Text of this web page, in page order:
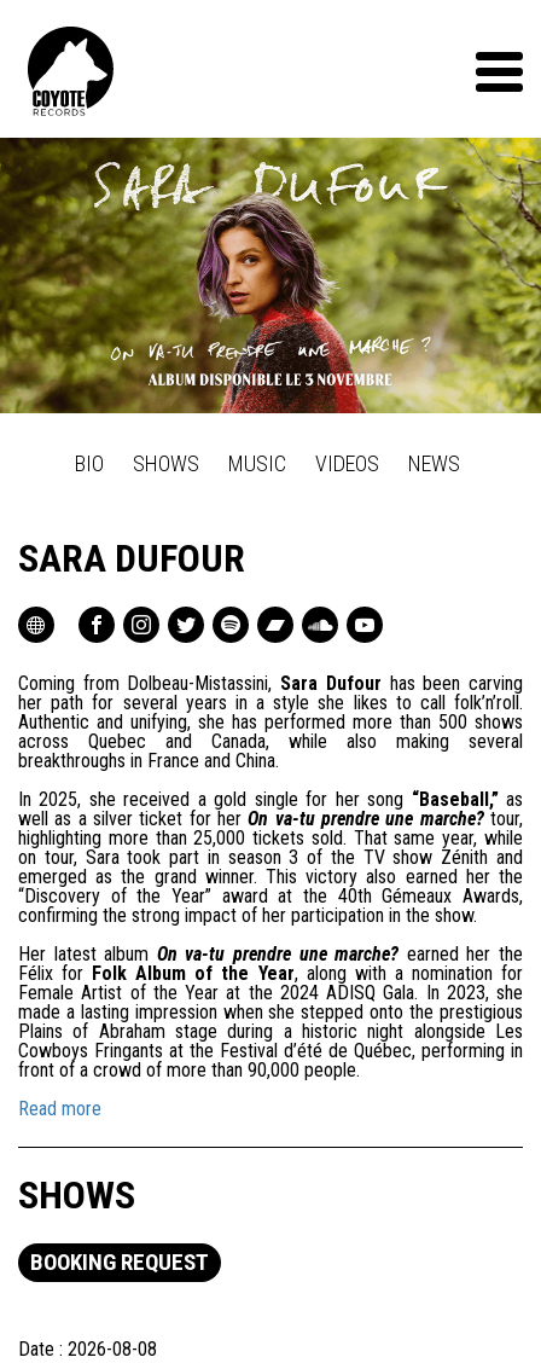
Records
Menu
BIO SHOWS MUSIC VIDEOS NEWS
SARA DUFOUR
Coming from Dolbeau-Mistassini, Sara Dufour has been carving
her path for several years in a style she likes to call folk’n’roll.
Authentic and unifying, she has performed more than 500 shows
across Quebec and Canada, while also making several
breakthroughs in France and China.
In 2025, she received a gold single for her song “Baseball,”as
well as a silver ticket for herOn va-tu prendre une marche?tour,
highlighting more than 25,000 tickets sold. That same year, while
on tour, Sara took part in season 3 of the TV show Zénith and
emerged as the grand winner. This victory also earned her the
“Discovery of the Year” award at the 40th Gémeaux Awards,
confirming the strong impact of her participation in the show.
Her latest album On va-tu prendre une marche? earned her the
Félix for Folk Album of the Year, along with a nomination for
Female Artist of the Year at the 2024 ADISQ Gala. In 2023, she
made a lasting impression when she stepped onto the prestigious
Plains of Abraham stage during a historic night alongside Les
Cowboys Fringants at the Festival d’été de Québec, performing in
front of a crowd of more than 90,000 people.
Read more
SHOWS
BOOKING REQUEST
Date : 2026-08-08